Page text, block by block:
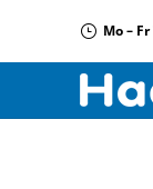
Mo –